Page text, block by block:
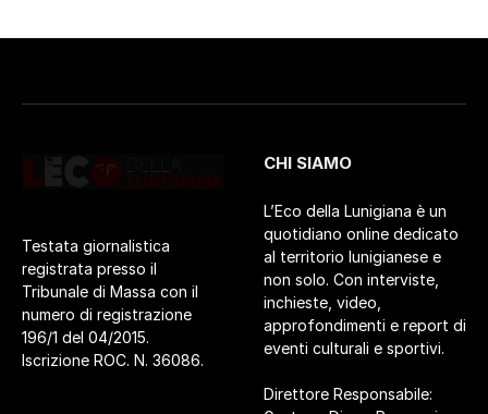
Testata giornalistica
registrata presso il
Tribunale di Massa con il
numero di registrazione
196/1 del 04/2015.
Iscrizione ROC. N. 36086.
CHI SIAMO
L’Eco della Lunigiana è un
quotidiano online dedicato
al territorio lunigianese e
non solo. Con interviste,
inchieste, video,
approfondimenti e report di
eventi culturali e sportivi.
Direttore Responsabile: